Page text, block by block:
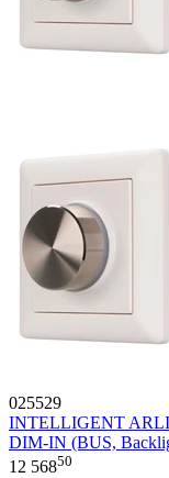
025529
INTELLIGENT
DIM-IN (BUS,
12 56850